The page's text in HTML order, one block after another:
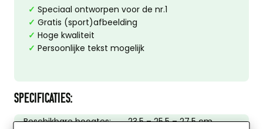
✓ Speciaal ontworpen voor de nr.1
✓ Gratis (sport)afbeelding
✓ Hoge kwaliteit
✓ Persoonlijke tekst mogelijk
SPECIFICATIES:
Beschikbare hoogtes: 23,5 – 25,5 – 27,5 cm